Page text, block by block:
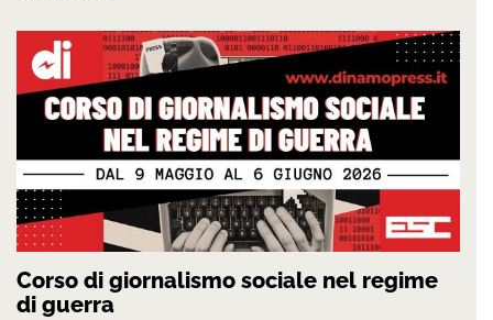
Corso di giornalismo sociale nel regime
di guerra